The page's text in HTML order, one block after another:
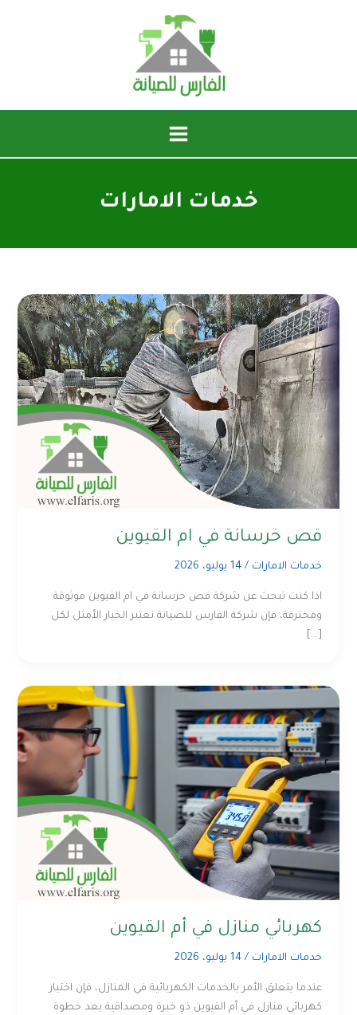
خدمات الامارات
قص خرسانة في ام القيوين
خدمات الامارات /14 يوليو، 2026
اذا كنت تبحث عن شركة قص خرسانة في ام القيوين موثوقة
ومحترفة، فإن شركة الفارس للصيانة تعتبر الخيار الأمثل لكل
[…]
كهربائي منازل في أم القيوين
خدمات الامارات /14 يوليو، 2026
عندما يتعلق الأمر بالخدمات الكهربائية في المنازل، فإن اختيار
كهربائي منازل في أم القيوين ذو خبرة ومصداقية يعد خطوة